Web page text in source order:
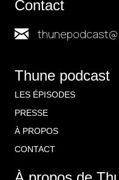
Contact
Thune podcast
LES ÉPISODES
PRESSE
À PROPOS
CONTACT